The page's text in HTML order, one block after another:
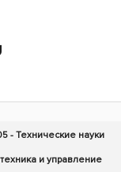
- Технические науки
и управление